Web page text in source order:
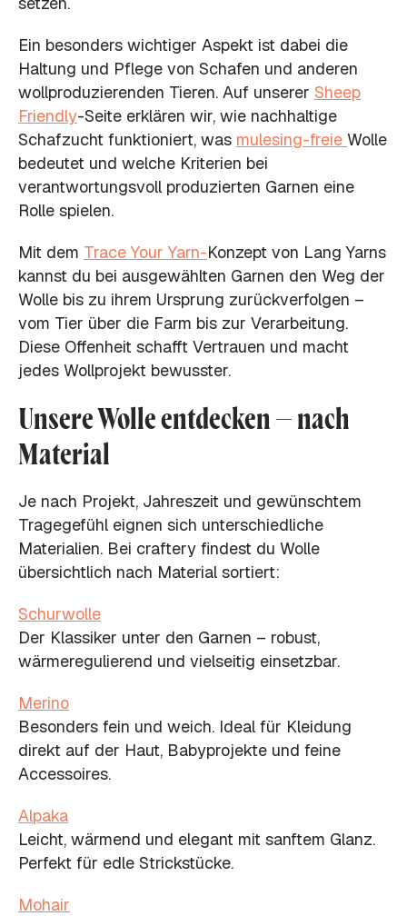
Ein besonders wichtiger Aspekt ist dabei die
Haltung und Pflege von Schafen und anderen
wollproduzierenden Tieren. Auf unserer Sheep
Friendly-Seite erklären wir, wie nachhaltige
Schafzucht funktioniert, was mulesing-freie Wolle
bedeutet und welche Kriterien bei
verantwortungsvoll produzierten Garnen eine
Rolle spielen.
Mit dem Trace Your Yarn-Konzept von Lang Yarns
kannst du bei ausgewählten Garnen den Weg der
Wolle bis zu ihrem Ursprung zurückverfolgen –
vom Tier über die Farm bis zur Verarbeitung.
Diese Offenheit schafft Vertrauen und macht
jedes Wollprojekt bewusster.
Unsere Wolle entdecken – nach
Material
Je nach Projekt, Jahreszeit und gewünschtem
Tragegefühl eignen sich unterschiedliche
Materialien. Bei craftery findest du Wolle
übersichtlich nach Material sortiert:
Schurwolle
Der Klassiker unter den Garnen – robust,
wärmeregulierend und vielseitig einsetzbar.
Merino
Besonders fein und weich. Ideal für Kleidung
direkt auf der Haut, Babyprojekte und feine
Accessoires.
Alpaka
Leicht, wärmend und elegant mit sanftem Glanz.
Perfekt für edle Strickstücke.
Mohair